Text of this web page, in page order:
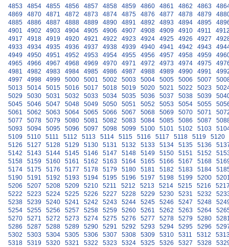
4853
4854 4855 4856 4857 4858 4859 4860 4861 4862 4863
4869
4870 4871 4872 4873 4874 4875 4876 4877 4878 4879
4885
4886 4887 4888 4889 4890 4891 4892 4893 4894 4895
4901
4902 4903 4904 4905 4906 4907 4908 4909 4910 4911
4917
4918 4919 4920 4921 4922 4923 4924 4925 4926 4927
4933
4934 4935 4936 4937 4938 4939 4940 4941 4942 4943
4949
4950 4951 4952 4953 4954 4955 4956 4957 4958 4959
4965
4966 4967 4968 4969 4970 4971 4972 4973 4974 4975
4981
4982 4983 4984 4985 4986 4987 4988 4989 4990 4991
4997
4998 4999 5000 5001 5002 5003 5004 5005 5006 5007
5013
5014 5015 5016 5017 5018 5019 5020 5021 5022 5023
5029
5030 5031 5032 5033 5034 5035 5036 5037 5038 5039
5045
5046 5047 5048 5049 5050 5051 5052 5053 5054 5055
5061
5062 5063 5064 5065 5066 5067 5068 5069 5070 5071
5077
5078 5079 5080 5081 5082 5083 5084 5085 5086 5087
5093
5094 5095 5096 5097 5098 5099 5100 5101 5102 5103
5109
5110 5111 5112 5113 5114 5115 5116 5117 5118 5119
5120
5126
5127 5128 5129 5130 5131 5132 5133 5134 5135 5136
5142
5143 5144 5145 5146 5147 5148 5149 5150 5151 5152
5158
5159 5160 5161 5162 5163 5164 5165 5166 5167 5168
5174
5175 5176 5177 5178 5179 5180 5181 5182 5183 5184
5190
5191 5192 5193 5194 5195 5196 5197 5198 5199 5200
5206
5207 5208 5209 5210 5211 5212 5213 5214 5215 5216
5222
5223 5224 5225 5226 5227 5228 5229 5230 5231 5232
5238
5239 5240 5241 5242 5243 5244 5245 5246 5247 5248
5254
5255 5256 5257 5258 5259 5260 5261 5262 5263 5264
5270
5271 5272 5273 5274 5275 5276 5277 5278 5279 5280
5286
5287 5288 5289 5290 5291 5292 5293 5294 5295 5296
5302
5303 5304 5305 5306 5307 5308 5309 5310 5311 5312
5318
5319 5320 5321 5322 5323 5324 5325 5326 5327 5328